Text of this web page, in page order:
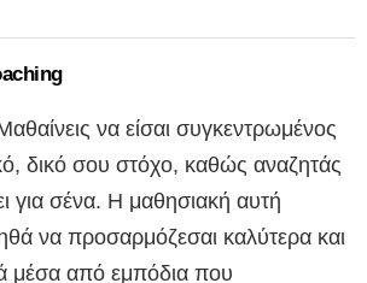
να είσαι συγκεντρωμένος
δικό σου στόχο, καθώς αναζητάς
για σένα. Η μαθησιακή αυτή
να προσαρμόζεσαι καλύτερα και
μέσα από εμπόδια που